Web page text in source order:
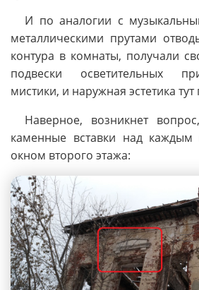
И по аналогии с
металлическими прутами
контура в комнаты, получали
подвески осветительных
мистики, и наружная эстетика
Наверное, возникнет
каменные вставки над
окном второго этажа: